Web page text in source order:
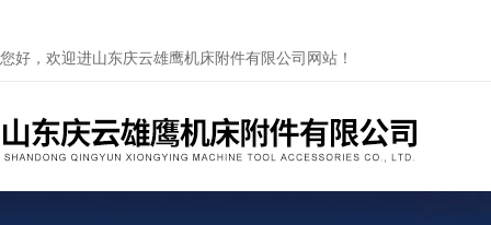
您好，欢迎进山东庆云雄鹰机床附件有限公司网站！